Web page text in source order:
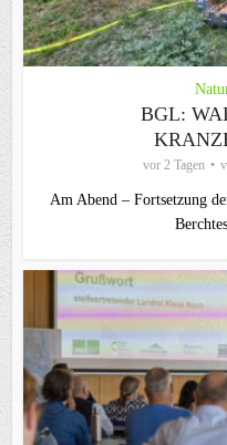
BGL:
vor 2 Tagen
Am Abend – Fortsetzung